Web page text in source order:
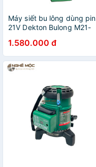
Máy siết bu lông dùng pin
21V Dekton Bulong M21-
1.580.000 đ